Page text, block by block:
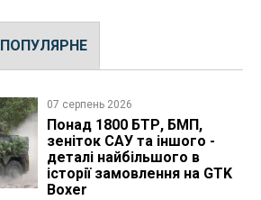
ПОПУЛЯРНЕ
07 серпень 2026
Понад 1800 БТР, БМП,
зеніток САУ та іншого -
деталі найбільшого в
історії замовлення на GTK
Boxer